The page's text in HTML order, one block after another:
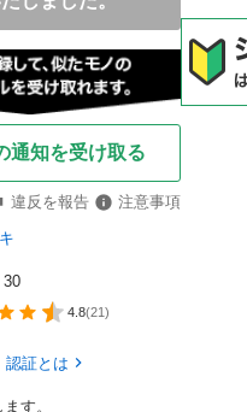
通知を受け取る
違反を報告
注意事項
30
4.8(21 )
認証とは
す。